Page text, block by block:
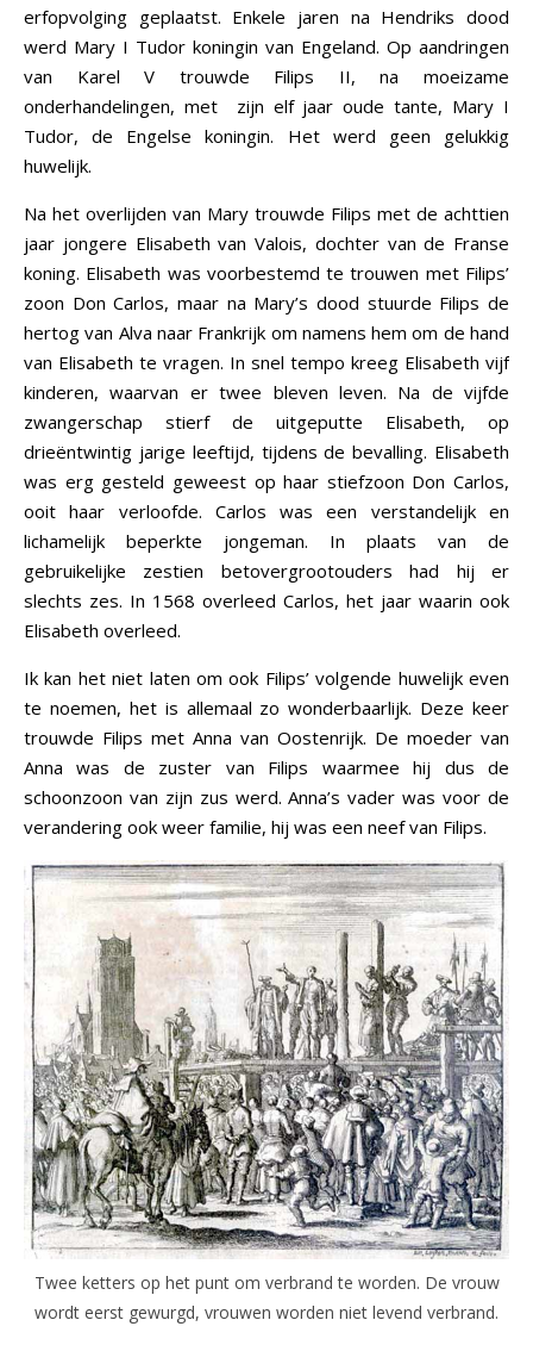
erfopvolging geplaatst. Enkele jaren na Hendriks dood
werd Mary I Tudor koningin van Engeland. Op aandringen
van Karel V trouwde Filips II, na moeizame
onderhandelingen, met zijn elf jaar oude tante, Mary I
Tudor, de Engelse koningin. Het werd geen gelukkig
huwelijk.
Na het overlijden van Mary trouwde Filips met de achttien
jaar jongere Elisabeth van Valois, dochter van de Franse
koning. Elisabeth was voorbestemd te trouwen met Filips’
zoon Don Carlos, maar na Mary’s dood stuurde Filips de
hertog van Alva naar Frankrijk om namens hem om de hand
van Elisabeth te vragen. In snel tempo kreeg Elisabeth vijf
kinderen, waarvan er twee bleven leven. Na de vijfde
zwangerschap stierf de uitgeputte Elisabeth, op
drieëntwintig jarige leeftijd, tijdens de bevalling. Elisabeth
was erg gesteld geweest op haar stiefzoon Don Carlos,
ooit haar verloofde. Carlos was een verstandelijk en
lichamelijk beperkte jongeman. In plaats van de
gebruikelijke zestien betovergrootouders had hij er
slechts zes. In 1568 overleed Carlos, het jaar waarin ook
Elisabeth overleed.
Ik kan het niet laten om ook Filips’ volgende huwelijk even
te noemen, het is allemaal zo wonderbaarlijk. Deze keer
trouwde Filips met Anna van Oostenrijk. De moeder van
Anna was de zuster van Filips waarmee hij dus de
schoonzoon van zijn zus werd. Anna’s vader was voor de
verandering ook weer familie, hij was een neef van Filips.
Twee ketters op het punt om verbrand te worden. De vrouw
wordt eerst gewurgd, vrouwen worden niet levend verbrand.